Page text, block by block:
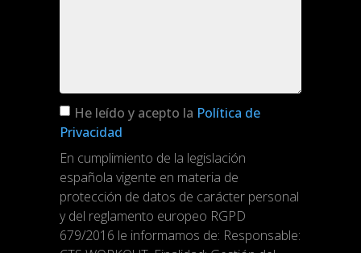
He leído y acepto la Política de
Privacidad
En cumplimiento de la legislación
española vigente en materia de
protección de datos de carácter personal
y del reglamento europeo RGPD
679/2016 le informamos de: Responsable: